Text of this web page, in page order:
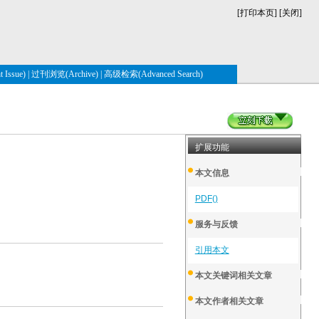
[打印本页] [关闭]
Issue)| 过刊浏览(Archive)| 高级检索(Advanced Search)
扩展功能
本文信息
PDF()
服务与反馈
引用本文
本文关键词相关文章
本文作者相关文章